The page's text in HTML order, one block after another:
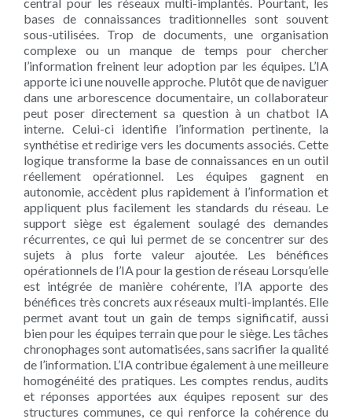
bases de connaissances traditionnelles sont souvent
sous-utilisées. Trop de documents, une organisation
complexe ou un manque de temps pour chercher
l’information freinent leur adoption par les équipes. L’IA
apporte ici une nouvelle approche. Plutôt que de naviguer
dans une arborescence documentaire, un collaborateur
peut poser directement sa question à un chatbot IA
interne. Celui-ci identifie l’information pertinente, la
synthétise et redirige vers les documents associés. Cette
logique transforme la base de connaissances en un outil
réellement opérationnel. Les équipes gagnent en
autonomie, accèdent plus rapidement à l’information et
appliquent plus facilement les standards du réseau. Le
support siège est également soulagé des demandes
récurrentes, ce qui lui permet de se concentrer sur des
sujets à plus forte valeur ajoutée. Les bénéfices
opérationnels de l’IA pour la gestion de réseau Lorsqu’elle
est intégrée de manière cohérente, l’IA apporte des
bénéfices très concrets aux réseaux multi-implantés. Elle
permet avant tout un gain de temps significatif, aussi
bien pour les équipes terrain que pour le siège. Les tâches
chronophages sont automatisées, sans sacrifier la qualité
de l’information. L’IA contribue également à une meilleure
homogénéité des pratiques. Les comptes rendus, audits
et réponses apportées aux équipes reposent sur des
structures communes, ce qui renforce la cohérence du